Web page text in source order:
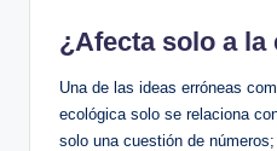
¿Afecta solo a la
Una de las ideas erróneas
ecológica solo se relaciona
solo una cuestión de